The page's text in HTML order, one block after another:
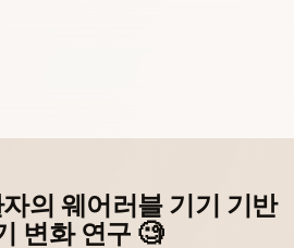
의 웨어러블 기기 기반
변화 연구 🧐